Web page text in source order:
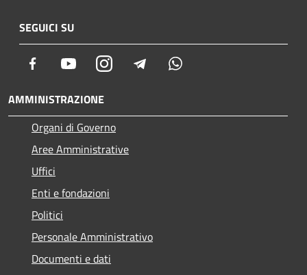
SEGUICI SU
Facebook YoutubeInstagram Telegram
AMMINISTRAZIONE
Organi di Governo
Aree Amministrative
Uffici
Enti e fondazioni
Politici
Personale Amministrativo
Documenti e dati